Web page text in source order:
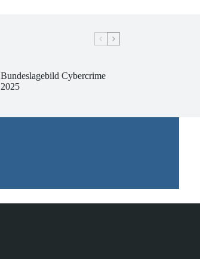
Bundeslagebild Cybercrime
2025